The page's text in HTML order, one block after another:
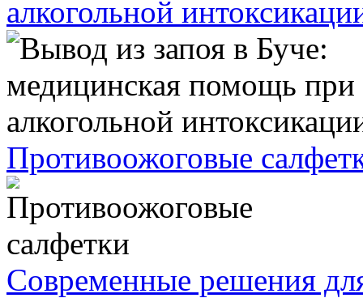
алкогольной
Противоожоговые
Современные решения